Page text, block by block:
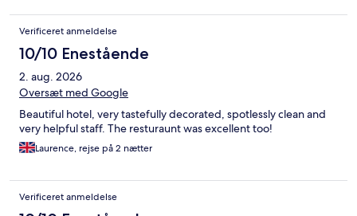
oplevelse med en receptionist der insisterede på at vi skulle
betale for vand - han var den eneste der i fem dage insisterede
på dette. Man følte sig ikke helt værdsat som gæst i den
diskussion, da han virkede sur og anklagende, og håber at der
vil være bedre klarhed personalet imellem, da dette giver en
underlig vibe som gæst. Ved check out fik vi dog al vand fjernet
kunne være mere grundig desværre. Men alt i alt et dejligt
ophold på trods af at der ikke er pool.
Verificeret anmeldelse
10/10 Enestående
2. aug. 2026
Oversæt med Google
Beautiful hotel, very tastefully decorated, spotlessly clean and
very helpful staff. The resturaunt was excellent too!
Laurence, rejse på 2 nætter
Verificeret anmeldelse